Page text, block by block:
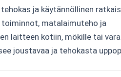
ja käytännöllinen
matalaimuteho ja
laitteen kotiin, mökille tai
joustavaa ja tehokasta